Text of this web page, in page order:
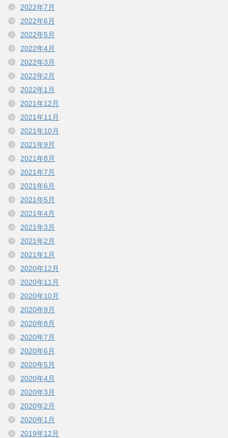
2022年7月
2022年6月
2022年5月
2022年4月
2022年3月
2022年2月
2022年1月
2021年12月
2021年11月
2021年10月
2021年9月
2021年8月
2021年7月
2021年6月
2021年5月
2021年4月
2021年3月
2021年2月
2021年1月
2020年12月
2020年11月
2020年10月
2020年9月
2020年8月
2020年7月
2020年6月
2020年5月
2020年4月
2020年3月
2020年2月
2020年1月
2019年12月